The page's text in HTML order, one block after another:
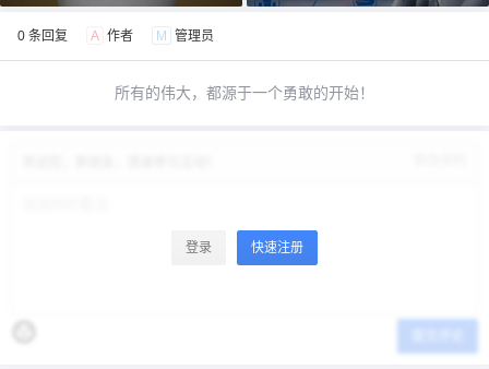
0 条回复 A 作者 M 管理员
所有的伟大，都源于一个勇敢的开始！
登录 快速注册